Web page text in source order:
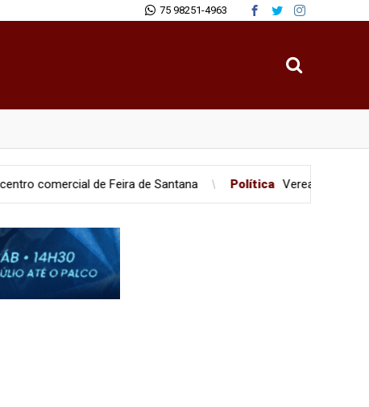
75 98251-4963
de Feira de Santana Política Vereadores são flagrados